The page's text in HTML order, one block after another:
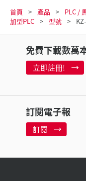
首頁 產品 PLC /
加型PLC
型號
免費下載數萬
立即註冊!
訂閱電子報
訂閱